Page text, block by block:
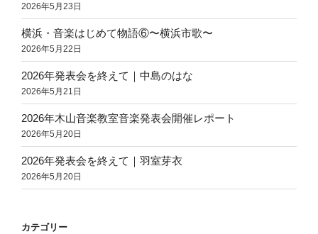
2026年5月23日
横浜・音楽はじめて物語⑥〜横浜市歌〜
2026年5月22日
2026年発表会を終えて｜中島のはな
2026年5月21日
2026年木山音楽教室音楽発表会開催レポート
2026年5月20日
2026年発表会を終えて｜羽室芽衣
2026年5月20日
カテゴリー